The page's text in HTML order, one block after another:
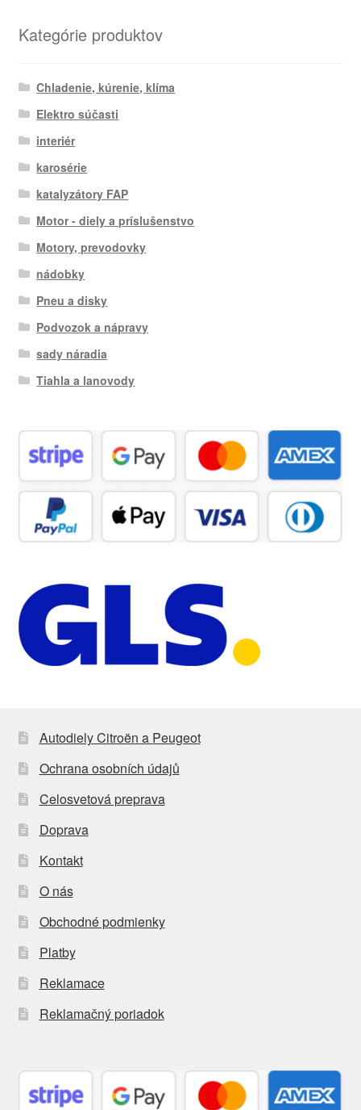
Kategórie produktov
Chladenie, kúrenie, klíma
Elektro súčasti
interiér
karosérie
katalyzátory FAP
Motor - diely a príslušenstvo
Motory, prevodovky
nádobky
Pneu a disky
Podvozok a nápravy
sady náradia
Tiahla a lanovody
Autodiely Citroën a Peugeot
Ochrana osobních údajů
Celosvetová preprava
Doprava
Kontakt
O nás
Obchodné podmienky
Platby
Reklamace
Reklamačný poriadok